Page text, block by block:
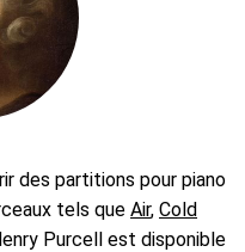
des partitions pour piano
tels que Air, Cold
Purcell est disponible